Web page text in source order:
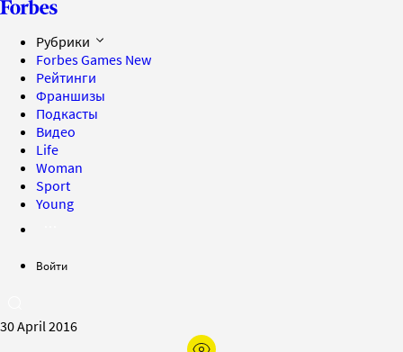
Рубрики
Forbes Games New
Рейтинги
Франшизы
Подкасты
Видео
Life
Woman
Sport
Young
Войти
30 April 2016